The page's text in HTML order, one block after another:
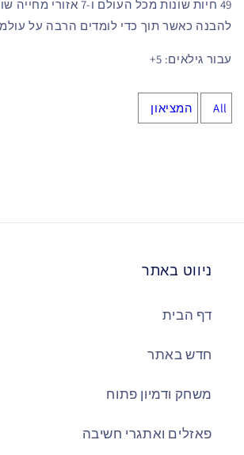
49 חיות שונות מכל העולם ו-
להבנה כאשר תוך כדי לומדים הרבה על
עבור גילאים: 5+
All המציאון
ניווט באתר
דף הבית
חדש באתר
משחק ודמיון פתוח
פאזלים ואתגרי חשיבה